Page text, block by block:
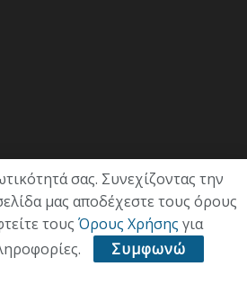
σας. Συνεχίζοντας την
μας αποδέχεστε τους όρους
τους Όρους Χρήσης για
Συμφωνώ